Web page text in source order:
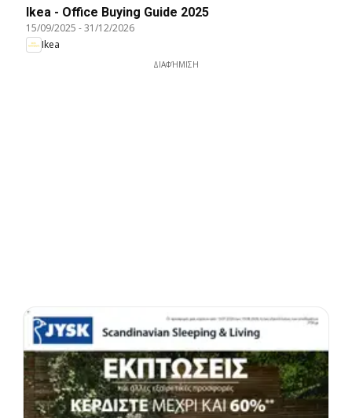
Ikea - Office Buying Guide 2025
15/09/2025 -31/12/2026
Ikea
ΔΙΑΦΉΜΙΣΗ